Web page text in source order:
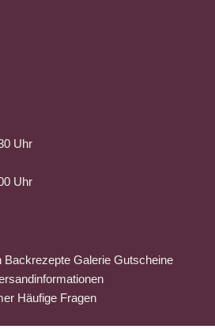
Uhr
Uhr
Backrezepte Galerie Gutscheine
Häufige Fragen